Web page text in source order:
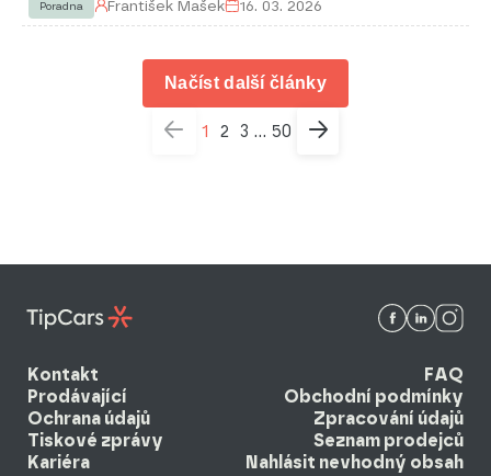
Poradna František Mašek 16. 03. 2026
Načíst další články
1 2 3 ... 50
Kontakt
FAQ
Prodávající
Obchodní podmínky
Ochrana údajů
Zpracování údajů
Tiskové zprávy
Seznam prodejců
Kariéra
Nahlásit nevhodný obsah